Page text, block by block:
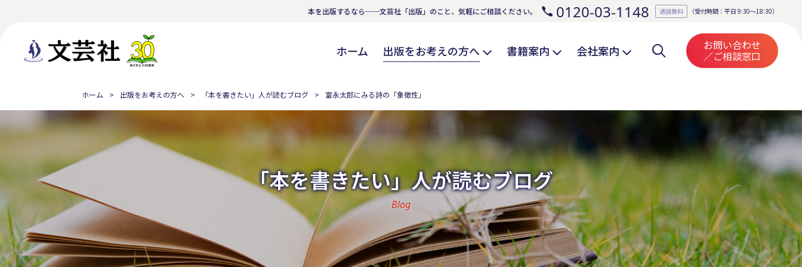
本を出版するなら──文芸社「出版」のこと、気軽にご相談ください。 0120-03-1148 通話無料 （受付時間：平日 9:30～18:30）
ホーム 出版をお考えの方へ 書籍案内 会社案内 お問い合わせ
／ご相談窓口
ホーム 出版をお考えの方へ 「本を書きたい」人が読むブログ 富永太郎にみる詩の「象徴性」
「本を書きたい」人が読むブログ
Blog